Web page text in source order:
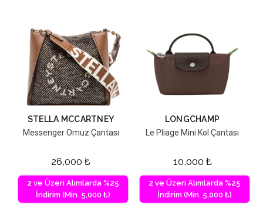
STELLA MCCARTNEY
Messenger Omuz Çantası
26,000 ₺
2 ve Üzeri Alımlarda %25
İndirim (Min. 5,000 ₺)
LONGCHAMP
Le Pliage Mini Kol Çantası
10,000 ₺
2 ve Üzeri Alımlarda %25
İndirim (Min. 5,000 ₺)